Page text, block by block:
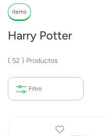
items
Harry Potter
52 Productos